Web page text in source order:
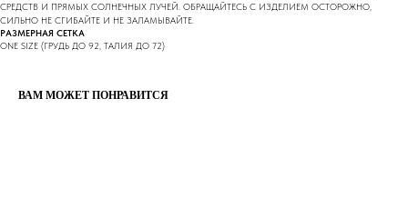
СРЕДСТВ И ПРЯМЫХ СОЛНЕЧНЫХ ЛУЧЕЙ. ОБРАЩАЙТЕСЬ С ИЗДЕЛИЕМ ОСТОРОЖНО,
СИЛЬНО НЕ СГИБАЙТЕ И НЕ ЗАЛАМЫВАЙТЕ.
РАЗМЕРНАЯ СЕТКА
ONE SIZE (ГРУДЬ ДО 92, ТАЛИЯ ДО 72)
ВАМ МОЖЕТ ПОНРАВИТСЯ